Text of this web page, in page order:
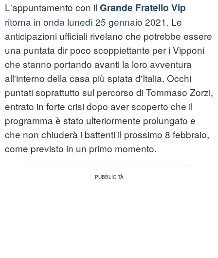
L'appuntamento con il Grande Fratello Vip
ritorna in onda lunedì 25 gennaio 2021. Le
anticipazioni ufficiali rivelano che potrebbe essere
una puntata dir poco scoppiettante per i Vipponi
che stanno portando avanti la loro avventura
all'interno della casa più spiata d'Italia. Occhi
puntati soprattutto sul percorso di Tommaso Zorzi,
entrato in forte crisi dopo aver scoperto che il
programma è stato ulteriormente prolungato e
che non chiuderà i battenti il prossimo 8 febbraio,
come previsto in un primo momento.